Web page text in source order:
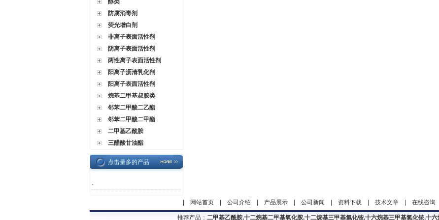
醇类
防腐消毒剂
荧光增白剂
非离子表面活性剂
阴离子表面活性剂
两性离子表面活性剂
阳离子沥清乳化剂
阳离子表面活性剂
烷基二甲基叔胺类
邻苯二甲酸二乙酯
邻苯二甲酸二甲酯
二甲基乙酰胺
三醋酸甘油酯
点击量多的产品
·
网站首页| 公司介绍 产品展示| 公司新闻 资料下载| 技术文章| 在线咨询
推荐产品： 二甲基乙酰胺,十二烷基二甲基氧化胺,十二烷基三甲基氯化铵,十六烷基三甲基氯化铵,十